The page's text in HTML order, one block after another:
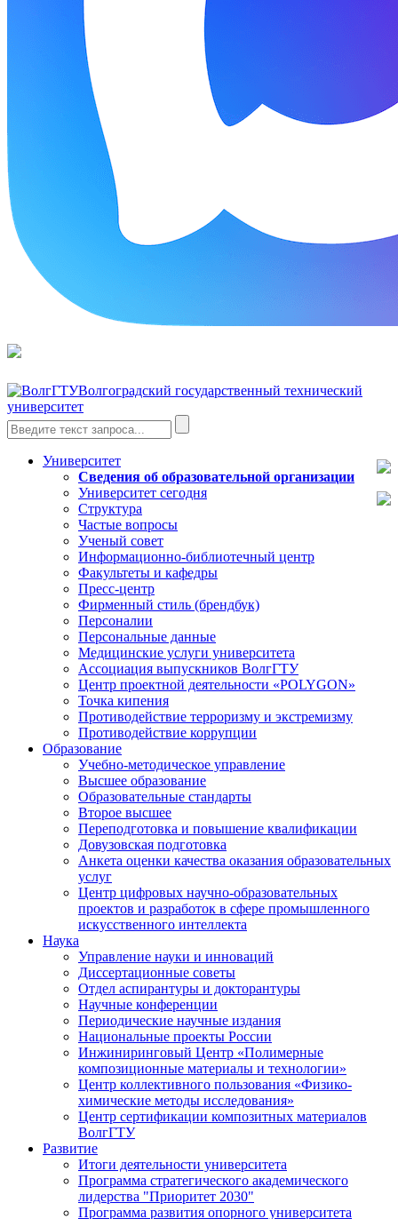
Волгоградский государственный технический
университет
Университет
Сведения об образовательной организации
Университет сегодня
Структура
Частые вопросы
Ученый совет
Информационно-библиотечный центр
Факультеты и кафедры
Пресс-центр
Фирменный стиль (брендбук)
Персоналии
Персональные данные
Медицинские услуги университета
Ассоциация выпускников ВолгГТУ
Центр проектной деятельности «POLYGON»
Точка кипения
Противодействие терроризму и экстремизму
Противодействие коррупции
Образование
Учебно-методическое управление
Высшее образование
Образовательные стандарты
Второе высшее
Переподготовка и повышение квалификации
Довузовская подготовка
Анкета оценки качества оказания образовательных
услуг
Центр цифровых научно-образовательных
проектов и разработок в сфере промышленного
искусственного интеллекта
Наука
Управление науки и инноваций
Диссертационные советы
Отдел аспирантуры и докторантуры
Научные конференции
Периодические научные издания
Национальные проекты России
Инжиниринговый Центр «Полимерные
композиционные материалы и технологии»
Центр коллективного пользования «Физико-
химические методы исследования»
Центр сертификации композитных материалов
ВолгГТУ
Развитие
Итоги деятельности университета
Программа стратегического академического
лидерства "Приоритет 2030"
Программа развития опорного университета